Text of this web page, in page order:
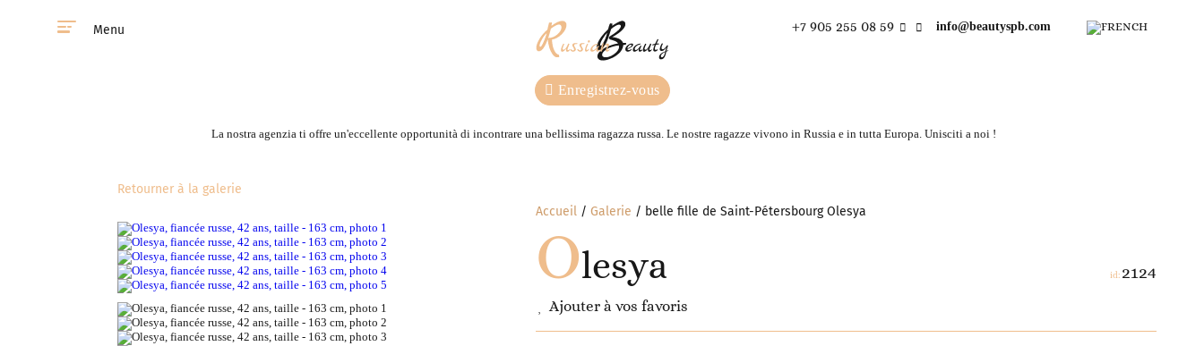
Menu +7 905 255 08 59 info@beautyspb.com
Enregistrez-vous
La nostra agenzia ti offre un'eccellente opportunità di incontrare una bellissima ragazza russa. Le nostre ragazze vivono in Russia e in tutta Europa. Unisciti a noi !
Accueil Galerie belle fille de Saint-Pétersbourg Olesya
Olesya
Ajouter à vos favoris
id: 2124
Retourner à la galerie